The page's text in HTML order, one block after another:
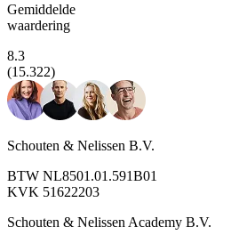
Gemiddelde
waardering
8.3
(15.322)
Schouten & Nelissen B.V.
BTW NL8501.01.591B01
KVK 51622203
Schouten & Nelissen Academy B.V.